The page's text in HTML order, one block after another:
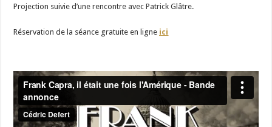
Projection suivie d’une rencontre avec Patrick Glâtre.
Réservation de la séance gratuite en ligne ici